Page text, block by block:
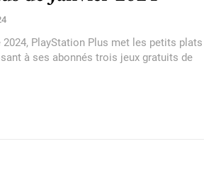
2024, PlayStation Plus met les petits plats
à ses abonnés trois jeux gratuits de